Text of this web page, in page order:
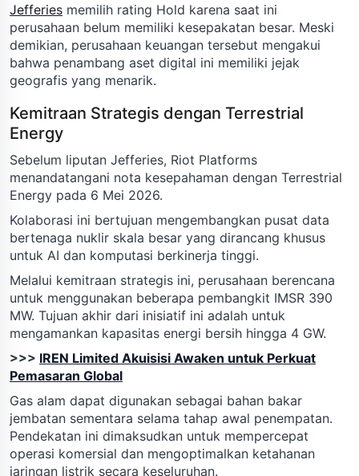
Jefferies memilih rating Hold karena saat ini
perusahaan belum memiliki kesepakatan besar. Meski
demikian, perusahaan keuangan tersebut mengakui
bahwa penambang aset digital ini memiliki jejak
geografis yang menarik.
Kemitraan Strategis dengan Terrestrial
Energy
Sebelum liputan Jefferies, Riot Platforms
menandatangani nota kesepahaman dengan Terrestrial
Energy pada 6 Mei 2026.
Kolaborasi ini bertujuan mengembangkan pusat data
bertenaga nuklir skala besar yang dirancang khusus
untuk AI dan komputasi berkinerja tinggi.
Melalui kemitraan strategis ini, perusahaan berencana
untuk menggunakan beberapa pembangkit IMSR 390
MW. Tujuan akhir dari inisiatif ini adalah untuk
mengamankan kapasitas energi bersih hingga 4 GW.
>>> IREN Limited Akuisisi Awaken untuk Perkuat
Pemasaran Global
Gas alam dapat digunakan sebagai bahan bakar
jembatan sementara selama tahap awal penempatan.
Pendekatan ini dimaksudkan untuk mempercepat
operasi komersial dan mengoptimalkan ketahanan
jaringan listrik secara keseluruhan.